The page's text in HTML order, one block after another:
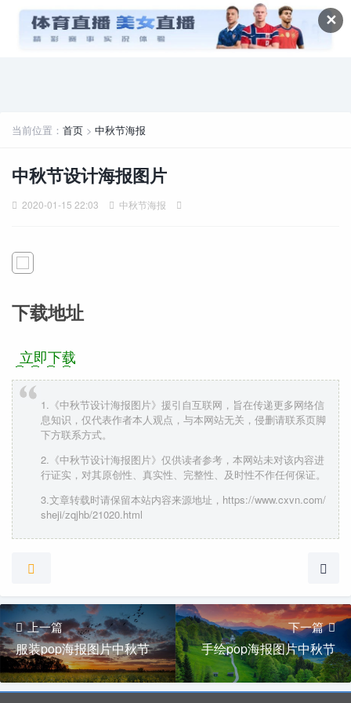
✕
当前位置： 首页 > 中秋节海报
中秋节设计海报图片
2020-01-15 22:03 中秋节海报
下载地址
立即下载
1.《中秋节设计海报图片》援引自互联网，旨在传递更多网络信
息知识，仅代表作者本人观点，与本网站无关，侵删请联系页脚
下方联系方式。
2.《中秋节设计海报图片》仅供读者参考，本网站未对该内容进
行证实，对其原创性、真实性、完整性、及时性不作任何保证。
3.文章转载时请保留本站内容来源地址，https://www.cxvn.com/
sheji/zqjhb/21020.html
上一篇
服装pop海报图片中秋节
下一篇
手绘pop海报图片中秋节